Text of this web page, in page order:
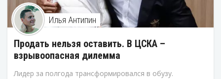
Илья Антипин
Продать нельзя оставить. В ЦСКА –
взрывоопасная дилемма
Лидер за полгода трансформировался в обузу.